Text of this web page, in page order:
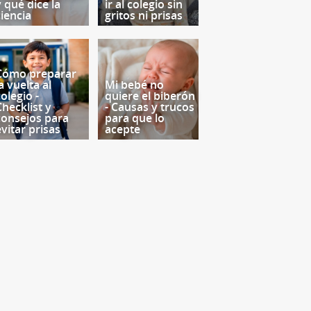
qué dice la ir al colegio sin
gritos ni prisas
preparar
vuelta al
-
y
para
prisas
Mi bebé no
quiere el biberón
- Causas y trucos
para que lo
acepte